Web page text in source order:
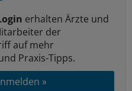
erhalten Ärzte und
der
auf mehr
Praxis-Tipps.
»